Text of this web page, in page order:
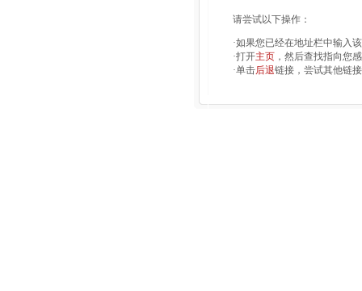
请尝试以下操作：
·如果您已经在地址栏中输入
·打开主页 ，然后查找指向您
·单击后退链接，尝试其他链